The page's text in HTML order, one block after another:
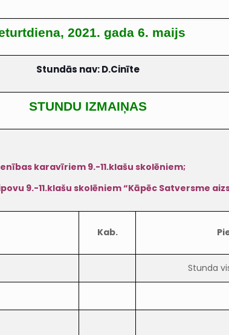
2021. gada 6. maijs
Stundās nav: D.Cinīte
STUNDU IZMAIŅAS
karavīriem 9.-11.klašu skolēniem;
9.-11.klašu skolēniem “Kāpēc Satversme
Kab.
Stunda